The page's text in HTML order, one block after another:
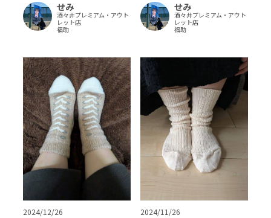
せみ
酒々井プレミアム・アウト
レット店
福助
せみ
酒々井プレミアム・アウト
レット店
福助
2024/12/26 2024/11/26